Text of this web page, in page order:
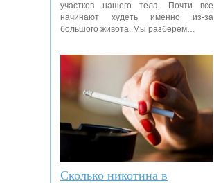
участков нашего тела. Почти все
начинают худеть именно из-за
большого живота. Мы разберем…
Сколько никотина в